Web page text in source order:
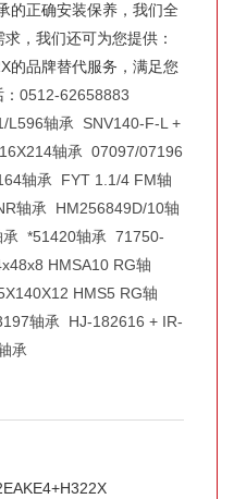
的正确安装保养，我们全
，我们还可为您提供：
的品牌替代服务，满足您
0512-62658883
L596轴承 SNV140-F-L +
轴承 07097/07196
轴承 FYT 1.1/4 FM轴
轴承 HM256849D/10轴
承 *51420轴承 71750-
HMSA10 RG轴
HMS5 RG轴
轴承 HJ-182616 + IR-
承